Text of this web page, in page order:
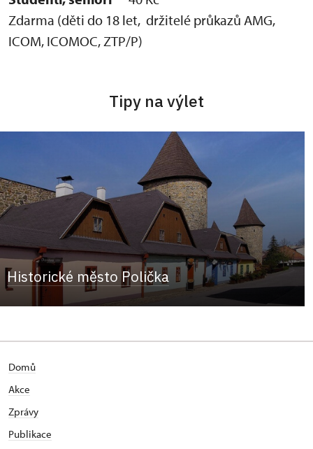
Zdarma (děti do 18 let, držitelé průkazů AMG,
ICOM, ICOMOC, ZTP/P)
Tipy na výlet
Historické město Polička
Domů
Akce
Zprávy
Publikace